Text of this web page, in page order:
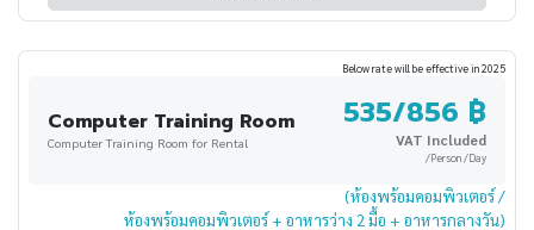
Below rate will be effective in 2025
Computer Training Room
Computer Training Room for Rental
535/856 ฿
VAT Included
/Person /Day
(ห้องพร้อมคอมพิวเตอร์ /
ห้องพร้อมคอมพิวเตอร์ + อาหารว่าง 2 มื้อ + อาหารกลางวัน)